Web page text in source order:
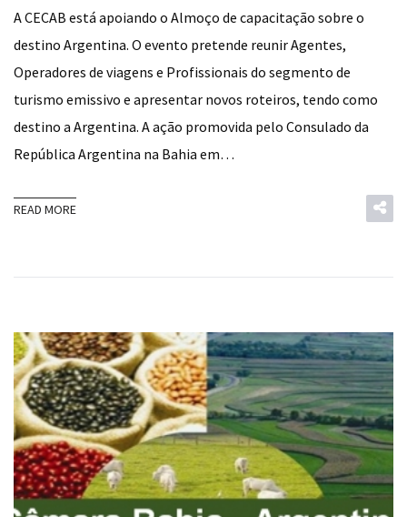
A CECAB está apoiando o Almoço de capacitação sobre o
destino Argentina. O evento pretende reunir Agentes,
Operadores de viagens e Profissionais do segmento de
turismo emissivo e apresentar novos roteiros, tendo como
destino a Argentina. A ação promovida pelo Consulado da
República Argentina na Bahia em…
READ MORE